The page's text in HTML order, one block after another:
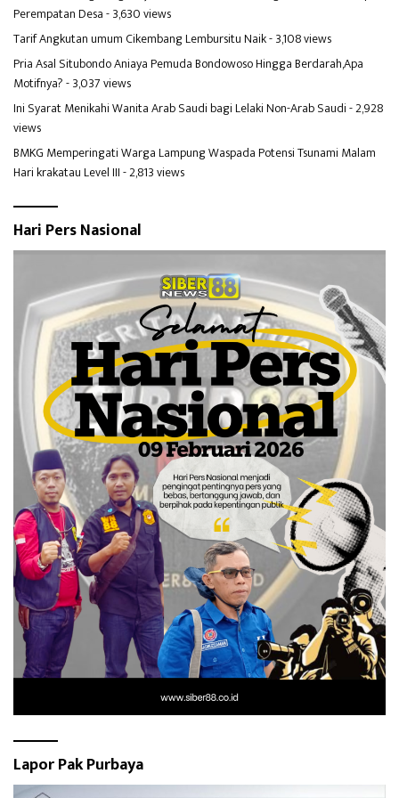
Perempatan Desa- 3,630 views
Tarif Angkutan umum Cikembang Lembursitu Naik- 3,108 views
Pria Asal Situbondo Aniaya Pemuda Bondowoso Hingga Berdarah,Apa
Motifnya?- 3,037 views
Ini Syarat Menikahi Wanita Arab Saudi bagi Lelaki Non-Arab Saudi- 2,928
views
BMKG Memperingati Warga Lampung Waspada Potensi Tsunami Malam
Hari krakatau Level III- 2,813 views
Hari Pers Nasional
Lapor Pak Purbaya